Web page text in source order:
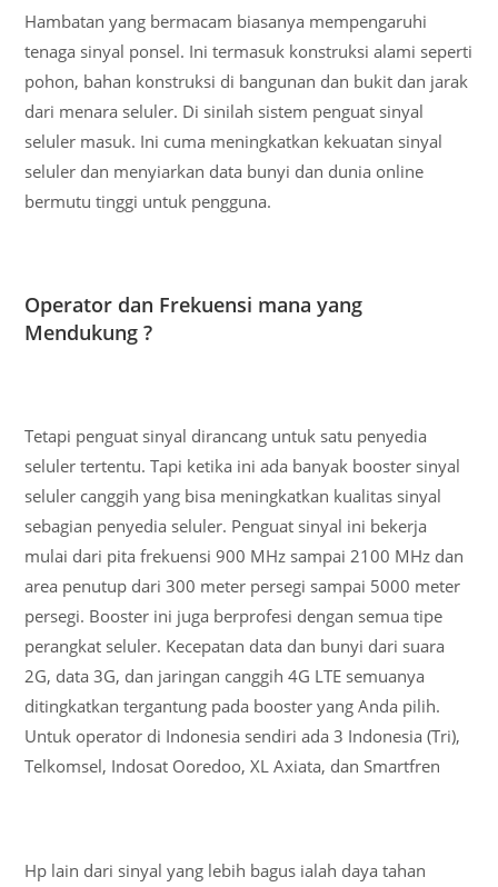
Hambatan yang bermacam biasanya mempengaruhi
tenaga sinyal ponsel. Ini termasuk konstruksi alami seperti
pohon, bahan konstruksi di bangunan dan bukit dan jarak
dari menara seluler. Di sinilah sistem penguat sinyal
seluler masuk. Ini cuma meningkatkan kekuatan sinyal
seluler dan menyiarkan data bunyi dan dunia online
bermutu tinggi untuk pengguna.
Operator dan Frekuensi mana yang
Mendukung ?
Tetapi penguat sinyal dirancang untuk satu penyedia
seluler tertentu. Tapi ketika ini ada banyak booster sinyal
seluler canggih yang bisa meningkatkan kualitas sinyal
sebagian penyedia seluler. Penguat sinyal ini bekerja
mulai dari pita frekuensi 900 MHz sampai 2100 MHz dan
area penutup dari 300 meter persegi sampai 5000 meter
persegi. Booster ini juga berprofesi dengan semua tipe
perangkat seluler. Kecepatan data dan bunyi dari suara
2G, data 3G, dan jaringan canggih 4G LTE semuanya
ditingkatkan tergantung pada booster yang Anda pilih.
Untuk operator di Indonesia sendiri ada 3 Indonesia (Tri),
Telkomsel, Indosat Ooredoo, XL Axiata, dan Smartfren
Hp lain dari sinyal yang lebih bagus ialah daya tahan